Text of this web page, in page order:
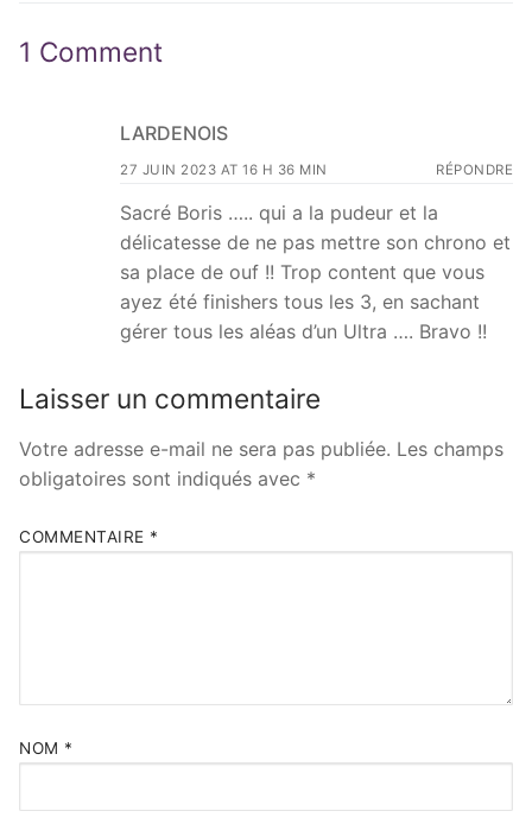
1 Comment
LARDENOIS
27 JUIN 2023 AT 16 H 36 MIN RÉPONDRE
Sacré Boris ….. qui a la pudeur et la
délicatesse de ne pas mettre son chrono et
sa place de ouf !! Trop content que vous
ayez été finishers tous les 3, en sachant
gérer tous les aléas d’un Ultra …. Bravo !!
Laisser un commentaire
Votre adresse e-mail ne sera pas publiée. Les champs
obligatoires sont indiqués avec *
COMMENTAIRE *
NOM *